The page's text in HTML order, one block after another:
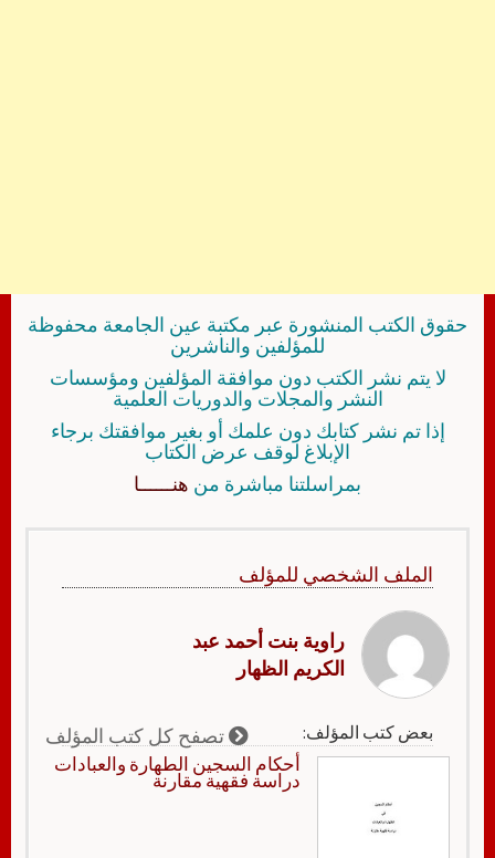
حقوق الكتب المنشورة عبر مكتبة عين الجامعة محفوظة
للمؤلفين والناشرين
لا يتم نشر الكتب دون موافقة المؤلفين ومؤسسات
النشر والمجلات والدوريات العلمية
إذا تم نشر كتابك دون علمك أو بغير موافقتك برجاء
الإبلاغ لوقف عرض الكتاب
بمراسلتنا مباشرة من هنــــــا
الملف الشخصي للمؤلف
راوية بنت أحمد عبد
الكريم الظهار
بعض كتب المؤلف: تصفح كل كتب المؤلف
أحكام السجين الطهارة والعبادات
دراسة فقهية مقارنة